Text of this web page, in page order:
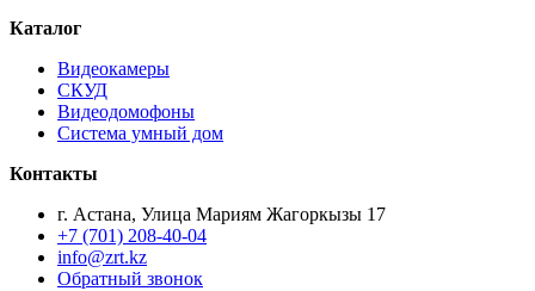
Каталог
Видеокамеры
СКУД
Видеодомофоны
Система умный дом
Контакты
г. Астана, Улица Мариям Жагоркызы 17
+7 (701) 208-40-04
info@zrt.kz
Обратный звонок